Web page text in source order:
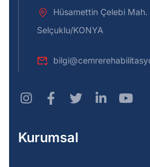
Hüsamettin Çelebi Mah.
Selçuklu/KONYA
Kurumsal